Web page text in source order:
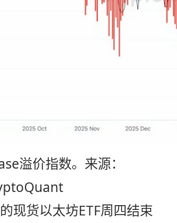
溢价指数。来源：
现货以太坊ETF周四结束